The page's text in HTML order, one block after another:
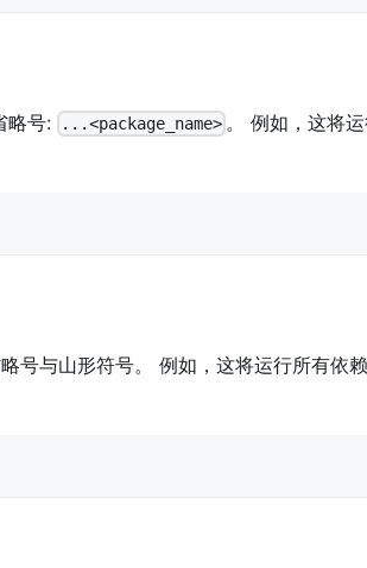
略号: ...<package_name> 。 例如，这将
号与山形符号。 例如，这将运行所有依